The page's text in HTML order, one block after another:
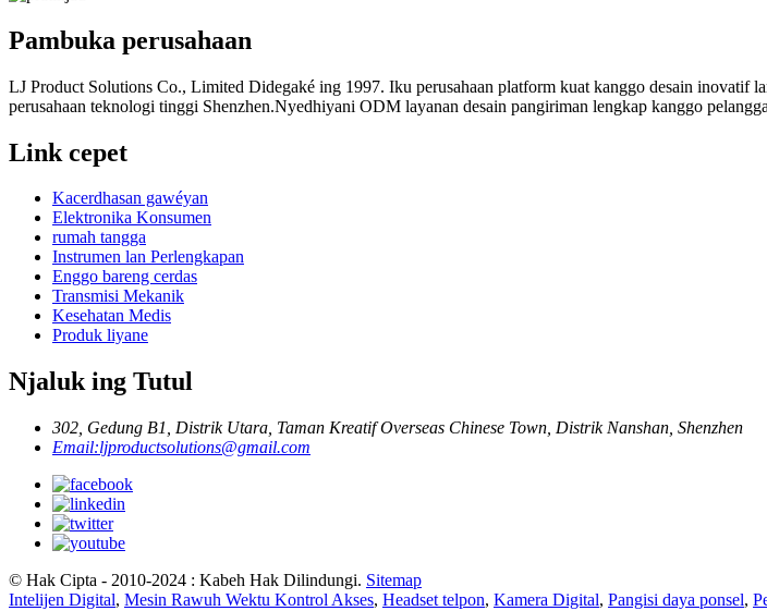
Pambuka perusahaan
LJ Product Solutions Co., Limited Didegaké ing 1997. Iku perusahaan platform kuat kanggo desain inovatif
perusahaan teknologi tinggi Shenzhen.Nyedhiyani ODM layanan desain pangiriman lengkap kanggo
Link cepet
Kacerdhasan gawéyan
Elektronika Konsumen
rumah tangga
Instrumen lan Perlengkapan
Enggo bareng cerdas
Transmisi Mekanik
Kesehatan Medis
Produk liyane
Njaluk ing Tutul
302, Gedung B1, Distrik Utara, Taman Kreatif Overseas Chinese Town, Distrik Nanshan, Shenzhen
Email:ljproductsolutions@gmail.com
© Hak Cipta - 2010-2024 : Kabeh Hak Dilindungi. Sitemap
Intelijen Digital, Mesin Rawuh Wektu Kontrol Akses, Headset telpon, Kamera Digital, Pangisi daya ponsel,